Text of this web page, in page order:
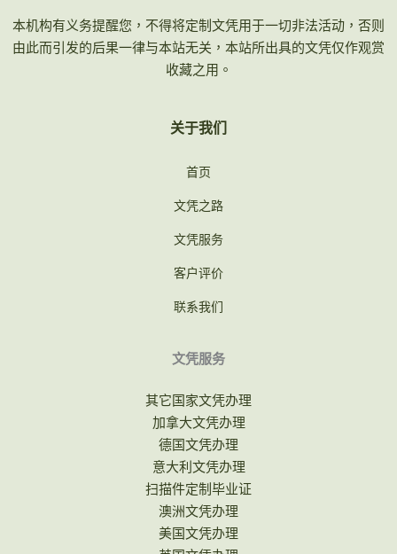
本机构有义务提醒您，不得将定制文凭用于一切非法活动，否则
由此而引发的后果一律与本站无关，本站所出具的文凭仅作观赏
收藏之用。
关于我们
首页
文凭之路
文凭服务
客户评价
联系我们
文凭服务
其它国家文凭办理
加拿大文凭办理
德国文凭办理
意大利文凭办理
扫描件定制毕业证
澳洲文凭办理
美国文凭办理